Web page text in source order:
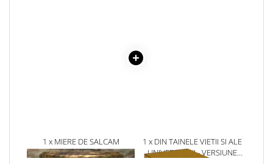
1 x MIERE DE SALCAM
ECOLOGICA 500G
1 x DIN TAINELE VIETII SI ALE
UNIVERSULUI - VERSIUNE